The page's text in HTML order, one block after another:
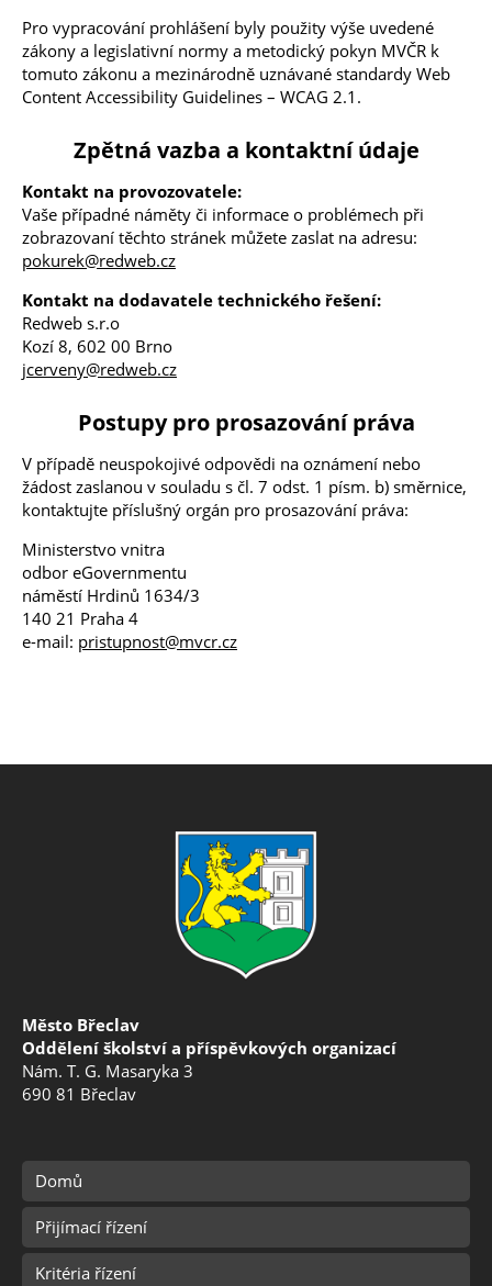
Pro vypracování prohlášení byly použity výše uvedené
zákony a legislativní normy a metodický pokyn MVČR k
tomuto zákonu a mezinárodně uznávané standardy Web
Content Accessibility Guidelines – WCAG 2.1.
Zpětná vazba a kontaktní údaje
Kontakt na provozovatele:
Vaše případné náměty či informace o problémech při
zobrazovaní těchto stránek můžete zaslat na adresu:
pokurek@redweb.cz
Kontakt na dodavatele technického řešení:
Redweb s.r.o
Kozí 8, 602 00 Brno
jcerveny@redweb.cz
Postupy pro prosazování práva
V případě neuspokojivé odpovědi na oznámení nebo
žádost zaslanou v souladu s čl. 7 odst. 1 písm. b) směrnice,
kontaktujte příslušný orgán pro prosazování práva:
Ministerstvo vnitra
odbor eGovernmentu
náměstí Hrdinů 1634/3
140 21 Praha 4
e-mail: pristupnost@mvcr.cz
Město Břeclav
Oddělení školství a příspěvkových organizací
Nám. T. G. Masaryka 3
690 81 Břeclav
Domů
Přijímací řízení
Kritéria řízení